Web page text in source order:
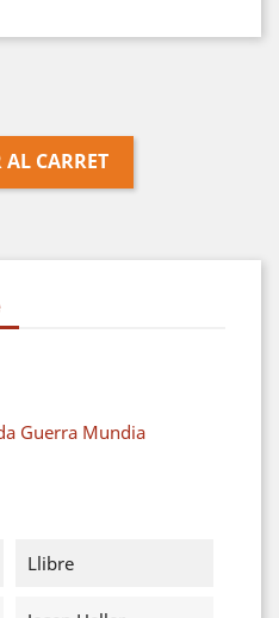
AL CARRET
Guerra Mundia
Llibre